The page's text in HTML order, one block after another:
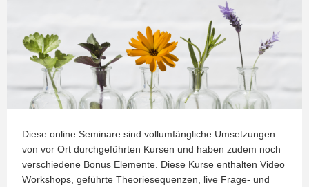
Diese online Seminare sind vollumfängliche Umsetzungen
von vor Ort durchgeführten Kursen und haben zudem noch
verschiedene Bonus Elemente. Diese Kurse enthalten Video
Workshops, geführte Theoriesequenzen, live Frage- und